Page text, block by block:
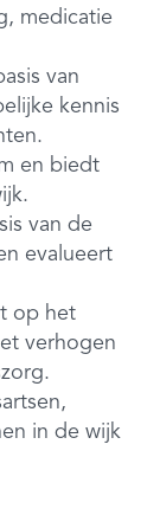
medicatie
van
kennis
en biedt
van de
evalueert
op het
verhogen
in de wijk